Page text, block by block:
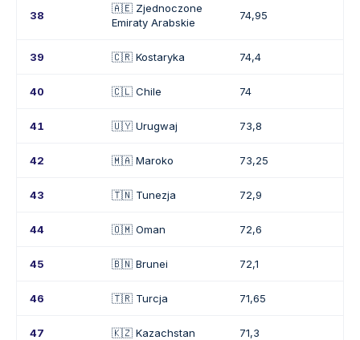
38
🇦🇪 Zjednoczone
Emiraty Arabskie
74,95
39 🇨🇷 Kostaryka 74,4
40 🇨🇱 Chile 74
41 🇺🇾 Urugwaj 73,8
42 🇲🇦 Maroko 73,25
43 🇹🇳 Tunezja 72,9
44 🇴🇲 Oman 72,6
45 🇧🇳 Brunei 72,1
46 🇹🇷 Turcja 71,65
47 🇰🇿 Kazachstan 71,3